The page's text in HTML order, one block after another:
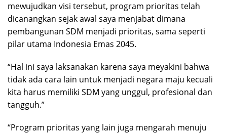
mewujudkan visi tersebut, program prioritas telah
dicanangkan sejak awal saya menjabat dimana
pembangunan SDM menjadi prioritas, sama seperti
pilar utama Indonesia Emas 2045.
“Hal ini saya laksanakan karena saya meyakini bahwa
tidak ada cara lain untuk menjadi negara maju kecuali
kita harus memiliki SDM yang unggul, profesional dan
tangguh.”
“Program prioritas yang lain juga mengarah menuju